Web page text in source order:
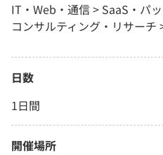
IT・Web・通信 > SaaS・パ
コンサルティング・リサーチ
日数
1日間
開催場所